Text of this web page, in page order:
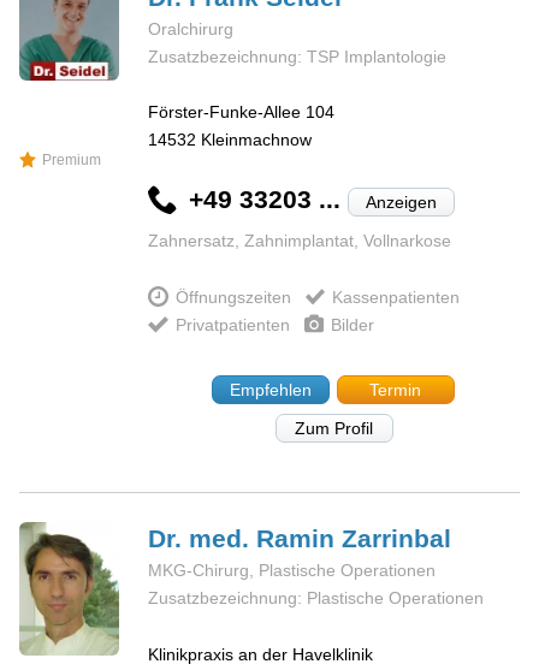
Premium
Oralchirurg
Zusatzbezeichnung: TSP Implantologie
Förster-Funke-Allee 104
14532 Kleinmachnow
+49 33203 ... Anzeigen
Zahnersatz, Zahnimplantat, Vollnarkose
Öffnungszeiten
Kassenpatienten
Privatpatienten
Bilder
Empfehlen
Termin
Zum Profil
Dr. med. RaminZarrinbal
MKG-Chirurg, Plastische Operationen
Zusatzbezeichnung: Plastische Operationen
Klinikpraxis an der Havelklinik